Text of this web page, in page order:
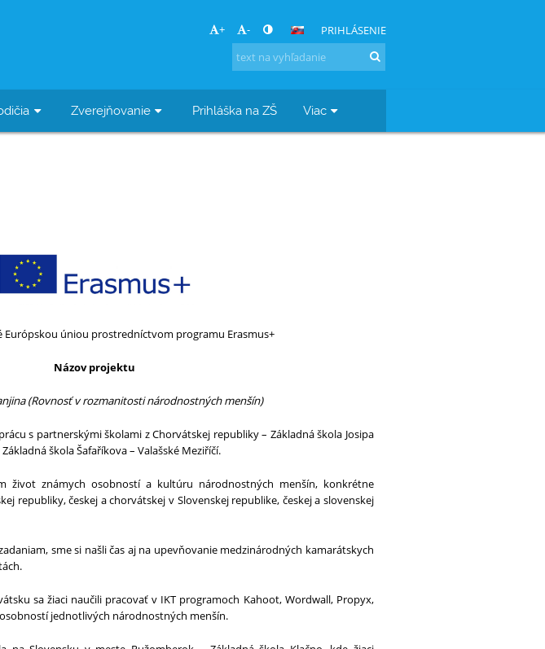
+ - PRIHLÁSENIE
Zverejňovanie Prihláška na ZŠ Viac
Európskou úniou prostredníctvom programu Erasmus+
Názov projektu
(Rovnosť v rozmanitosti národnostných menšín)
s partnerskými školami z Chorvátskej republiky – Základná škola Josipa
škola Šafaříkova – Valašské Meziříčí.
život známych osobností a kultúru národnostných menšín, konkrétne
republiky, českej a chorvátskej v Slovenskej republike, českej a slovenskej
sme si našli čas aj na upevňovanie medzinárodných kamarátskych
sa žiaci naučili pracovať v IKT programoch Kahoot, Wordwall, Propyx,
jednotlivých národnostných menšín.